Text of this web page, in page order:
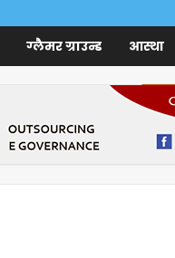
ग्लैमर ग्राउन्ड आस्था